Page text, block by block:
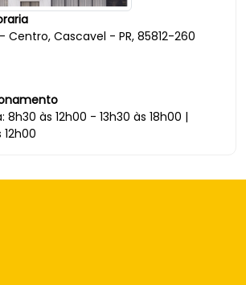
Centro, Cascavel - PR, 85812-260
8h30 às 12h00 - 13h30 às 18h00 |